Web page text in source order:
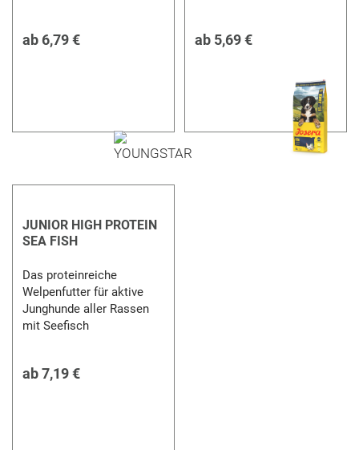
ab 6,79 € ab 5,69 €
JUNIOR HIGH PROTEIN
SEA FISH
Das proteinreiche
Welpenfutter für aktive
Junghunde aller Rassen
mit Seefisch
ab7,19 €